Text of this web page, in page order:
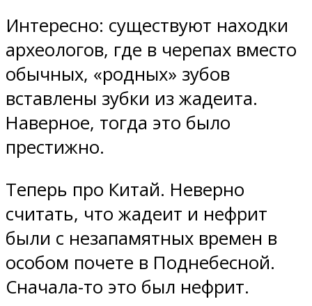
Интересно: существуют находки
археологов, где в черепах вместо
обычных, «родных» зубов
вставлены зубки из жадеита.
Наверное, тогда это было
престижно.
Теперь про Китай. Неверно
считать, что жадеит и нефрит
были с незапамятных времен в
особом почете в Поднебесной.
Сначала-то это был нефрит.